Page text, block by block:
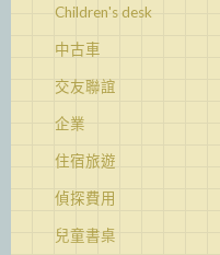
Children's desk
中古車
交友聯誼
企業
住宿旅遊
偵探費用
兒童書桌